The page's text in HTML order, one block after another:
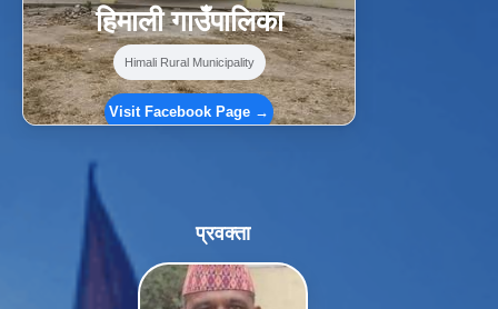
हिमाली गाउँपालिका
Himali Rural Municipality
Visit Facebook Page →
प्रवक्ता